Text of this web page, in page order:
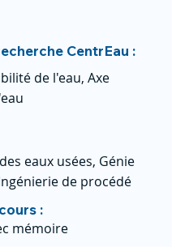
CentrEau :
de l'eau, Axe
eaux usées, Génie
de procédé
:
mémoire